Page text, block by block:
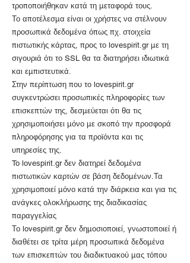
τροποποιήθηκαν κατά τη μεταφορά τους.
Το αποτέλεσμα είναι οι χρήστες να στέλνουν
προσωπικά δεδομένα όπως πχ. στοιχεία
πιστωτικής κάρτας, προς το lovespirit.gr με τη
σιγουριά ότι το SSL θα τα διατηρήσει ιδιωτικά
και εμπιστευτικά.
Στην περίπτωση που το lovespirit.gr
συγκεντρώσει προσωπικές πληροφορίες των
επισκεπτών της, δεσμεύεται ότι θα τις
χρησιμοποιήσει μόνο με σκοπό την προσφορά
πληροφόρησης για τα προϊόντα και τις
υπηρεσίες της.
To lovespirit.gr δεν διατηρεί δεδομένα
πιστωτικών καρτών σε βάση δεδομένων.Τα
χρησιμοποιεί μόνο κατά την διάρκεια και για τις
ανάγκες ολοκλήρωσης της διαδικασίας
παραγγελίας
Το lovespirit.gr δεν δημοσιοποιεί, γνωστοποιεί ή
διαθέτει σε τρίτα μέρη προσωπικά δεδομένα
των επισκεπτών του διαδικτυακού μας τόπου